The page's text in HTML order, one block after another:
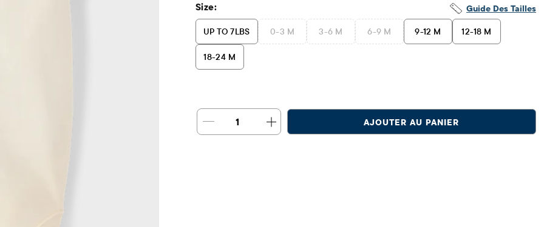
Guide Des Tailles
Size:
UP TO 7LBS 0-3 M 3-6 M 6-9 M 9-12 M 12-18 M
18-24 M
1 AJOUTER AU PANIER